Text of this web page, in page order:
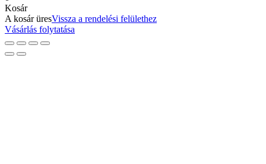
Kosár
A kosár üresVissza a rendelési felülethez
Vásárlás folytatása